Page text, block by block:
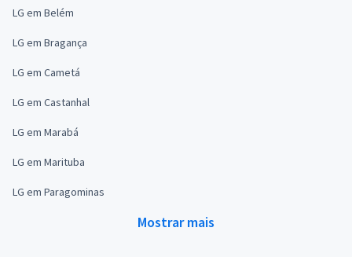
LG em Belém
LG em Bragança
LG em Cametá
LG em Castanhal
LG em Marabá
LG em Marituba
LG em Paragominas
Mostrar mais